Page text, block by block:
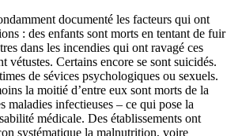
documenté les facteurs qui ont
: des enfants sont morts en tentant de fuir
dans les incendies qui ont ravagé ces
vétustes. Certains encore se sont suicidés.
de sévices psychologiques ou sexuels.
la moitié d’entre eux sont morts de la
maladies infectieuses – ce qui pose la
médicale. Des établissements ont
systématique la malnutrition, voire